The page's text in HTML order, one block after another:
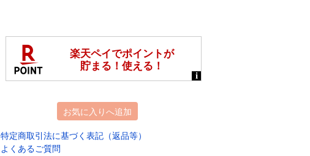
お気に入りへ追加
特定商取引法に基づく表記（返品等）
よくあるご質問